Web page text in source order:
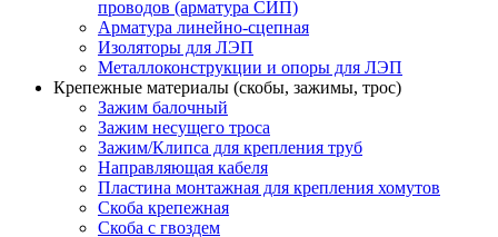
проводов (арматура СИП)
Арматура линейно-сцепная
Изоляторы для ЛЭП
Металлоконструкции и опоры для ЛЭП
Крепежные материалы (скобы, зажимы, трос)
Зажим балочный
Зажим несущего троса
Зажим/Клипса для крепления труб
Направляющая кабеля
Пластина монтажная для крепления хомутов
Скоба крепежная
Скоба с гвоздем